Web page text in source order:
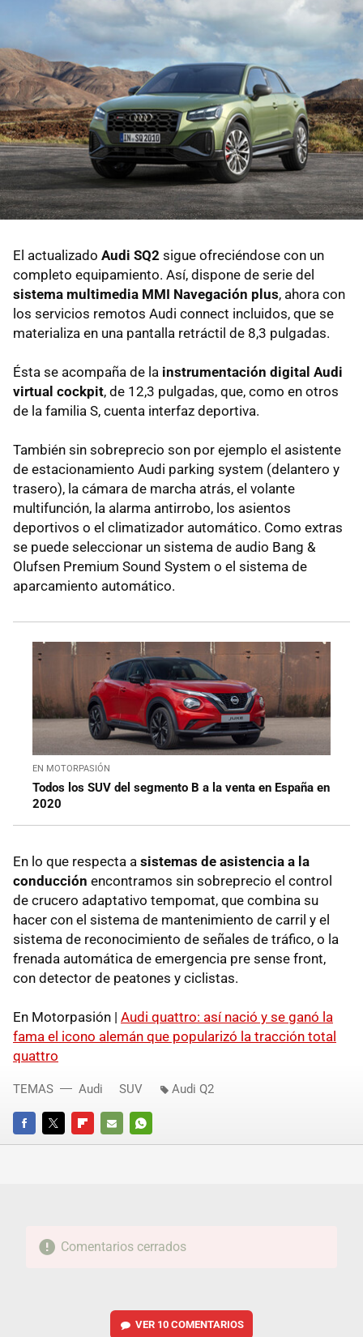
El actualizado Audi SQ2 sigue ofreciéndose con un
completo equipamiento. Así, dispone de serie del
sistema multimedia MMI Navegación plus, ahora con
los servicios remotos Audi connect incluidos, que se
materializa en una pantalla retráctil de 8,3 pulgadas.
Ésta se acompaña de la instrumentación digital Audi
virtual cockpit, de 12,3 pulgadas, que, como en otros
de la familia S, cuenta interfaz deportiva.
También sin sobreprecio son por ejemplo el asistente
de estacionamiento Audi parking system (delantero y
trasero), la cámara de marcha atrás, el volante
multifunción, la alarma antirrobo, los asientos
deportivos o el climatizador automático. Como extras
se puede seleccionar un sistema de audio Bang &
Olufsen Premium Sound System o el sistema de
aparcamiento automático.
EN MOTORPASIÓN
Todos los SUV del segmento B a la venta en España en
2020
En lo que respecta a sistemas de asistencia a la
conducción encontramos sin sobreprecio el control
de crucero adaptativo tempomat, que combina su
hacer con el sistema de mantenimiento de carril y el
sistema de reconocimiento de señales de tráfico, o la
frenada automática de emergencia pre sense front,
con detector de peatones y ciclistas.
En Motorpasión | Audi quattro: así nació y se ganó la
fama el icono alemán que popularizó la tracción total
quattro
FACEBOOKTWITTERFLIPBOARD
E-
WHATSAPP
TEMAS Audi SUV Audi Q2
Comentarios cerrados
VER 10 COMENTARIOS